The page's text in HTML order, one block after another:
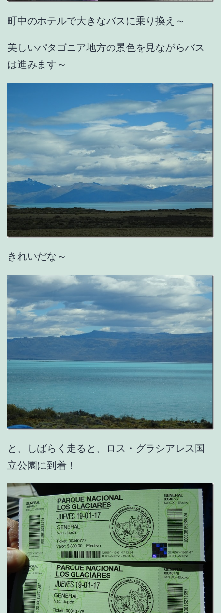
町中のホテルで大きなバスに乗り換え～
美しいパタゴニア地方の景色を見ながらバス
は進みます～
きれいだな～
と、しばらく走ると、ロス・グラシアレス国
立公園に到着！